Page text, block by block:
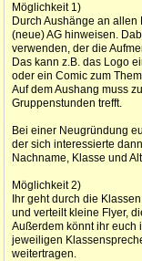
Möglichkeit 1)
Durch Aushänge an
(neue) AG hinweisen.
verwenden, der die
Das kann z.B. das Logo
oder ein Comic zum
Auf dem Aushang muss
Gruppenstunden trefft.
Bei einer Neugründung
der sich interessierte
Nachname, Klasse und
Möglichkeit 2)
Ihr geht durch die
und verteilt kleine Flyer,
Außerdem könnt ihr euch
jeweiligen
weitertragen.